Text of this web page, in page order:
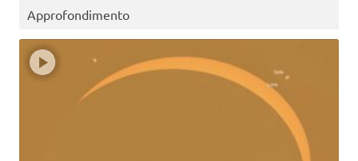
Approfondimento